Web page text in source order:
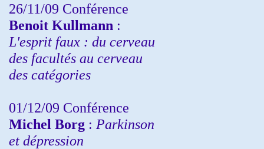
26/11/09 Conférence
Benoit Kullmann :
L'esprit faux : du cerveau
des facultés au cerveau
des catégories
01/12/09 Conférence
Michel Borg : Parkinson
et dépression